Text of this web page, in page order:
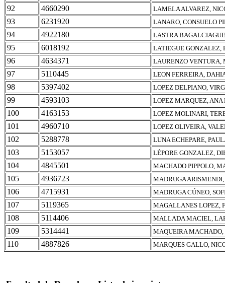
92 4660290 LAMELA ALVAREZ,
93 6231920 LANARO, CONSUELO
94 4922180 LASTRA
95 6018192 LATIEGUE GONZALEZ,
96 4634371 LAURENZO VENTURA,
97 5110445 LEON FERREIRA,
98 5397402 LOPEZ DELPIANO,
99 4593103 LOPEZ MARQUEZ, ANA
100 4163153 LOPEZ MOLINARI,
101 4960710 LOPEZ OLIVEIRA,
102 5288778 LUNA ECHEPARE,
103 5153057 LÉPORE GONZALEZ,
104 4845501 MACHADO PIPPOLO,
105 4936723 MADRUGA
106 4715931 MADRUGA CÚNEO,
107 5119365 MAGALLANES LOPEZ,
108 5114406 MALLADA MACIEL,
109 5314441 MAQUEIRA
110 4887826 MARQUES GALLO,